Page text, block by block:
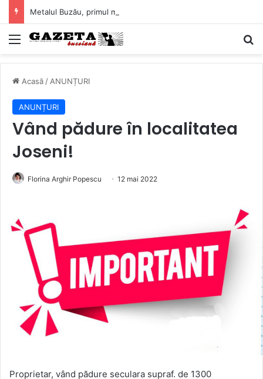
Mediu
Acasă / ANUNȚURI
ANUNȚURI
Vând pădure în localitatea
Joseni!
Florina Arghir Popescu 12 mai 2022
Proprietar, vând pădure seculara supraf. de 1300